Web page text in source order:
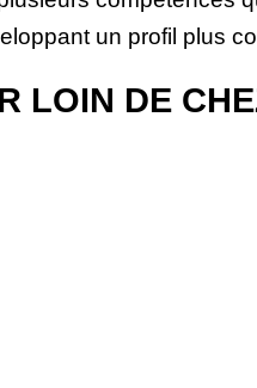
un profil plus
LOIN DE